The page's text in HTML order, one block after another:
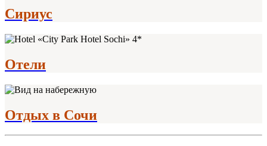
Сириус
Отели
Отдых в Сочи